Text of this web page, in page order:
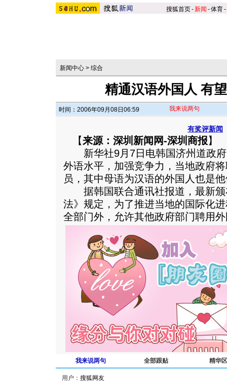
搜狐首页-新闻 -体育-
新闻中心 > 综合
精通汉语外国人 有
时间：2006年09月08日06:59 我来说两句
有奖评新闻
【来源：深圳新闻网-深圳商报】
新华社9月7日电韩国济州道政府
外语水平，加强竞争力，当地政府
员，其中母语为汉语的外国人也是
据韩国联合通讯社报道，最新颁
法》规定，为了推进当地的国际化
全部门外，允许其他政府部门聘用
我来说两句 全部跟贴 精华区
用户：